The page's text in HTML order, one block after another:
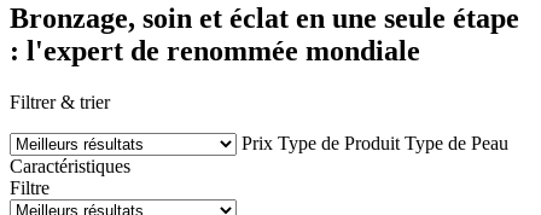
Bronzage, soin et éclat en une seule étape
: l'expert de renommée mondiale
Filtrer & trier
Prix Type de Produit Type de Peau
Caractéristiques
Filtre